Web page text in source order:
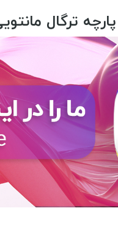
پارچه ترگال